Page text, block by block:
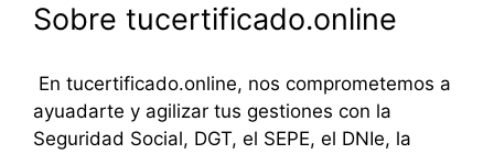
Sobre tucertificado.online
En tucertificado.online, nos comprometemos a
ayuadarte y agilizar tus gestiones con la
Seguridad Social, DGT, el SEPE, el DNIe, la